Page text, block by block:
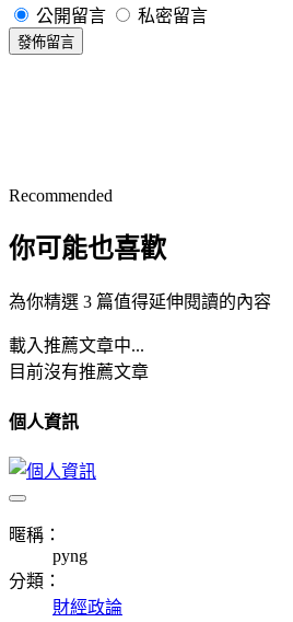
公開留言 私密留言
發佈留言
Recommended
你可能也喜歡
為你精選 3 篇值得延伸閱讀的內容
載入推薦文章中...
目前沒有推薦文章
個人資訊
暱稱：
pyng
分類：
財經政論